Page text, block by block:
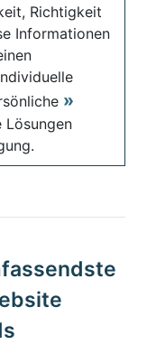
Richtigkeit
Informationen
Lösungen